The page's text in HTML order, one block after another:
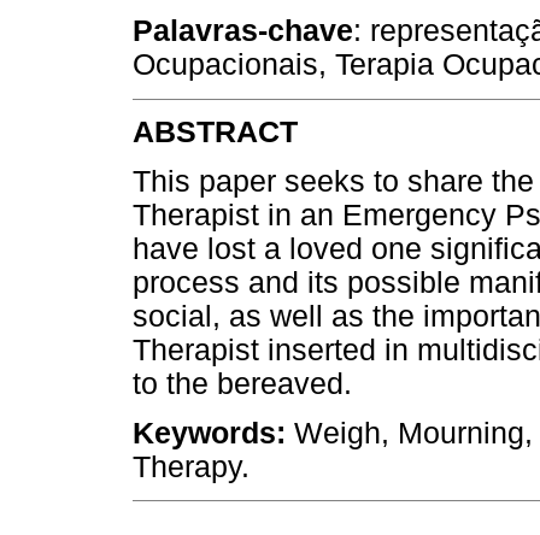
Palavras-chave:
Ocupacionais, Terapia
ABSTRACT
This paper seeks to share
Therapist in an Emergency
have lost a loved one
process and its possible
social, as well as the
Therapist inserted in
to the bereaved.
Keywords: Weigh,
Therapy.